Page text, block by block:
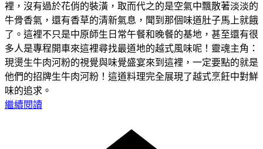
裡，沒有過於花俏的裝潢，取而代之的是空氣中飄散著淡淡的
牛骨香氣，還有香草的清新氣息，聞到那個味道肚子馬上就餓
了。這裡不只是中原師生日常午餐和晚餐的基地，甚至還有很
多人是專程開車來這裡尋找最道地的越式風味呢！靈魂主角：
現燙生牛肉河粉的視覺與味覺盛宴來到這裡，一定要點的就是
他們的招牌生牛肉河粉！這道料理完全展現了越式烹飪中對鮮
味的追求。
繼續閱讀